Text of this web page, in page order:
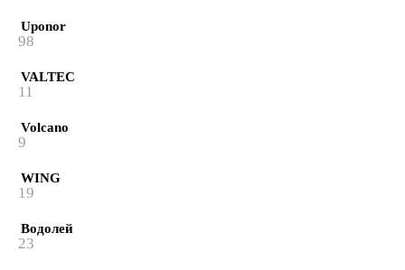
Uponor
98
VALTEC
11
Volcano
9
WING
19
Водолей
23